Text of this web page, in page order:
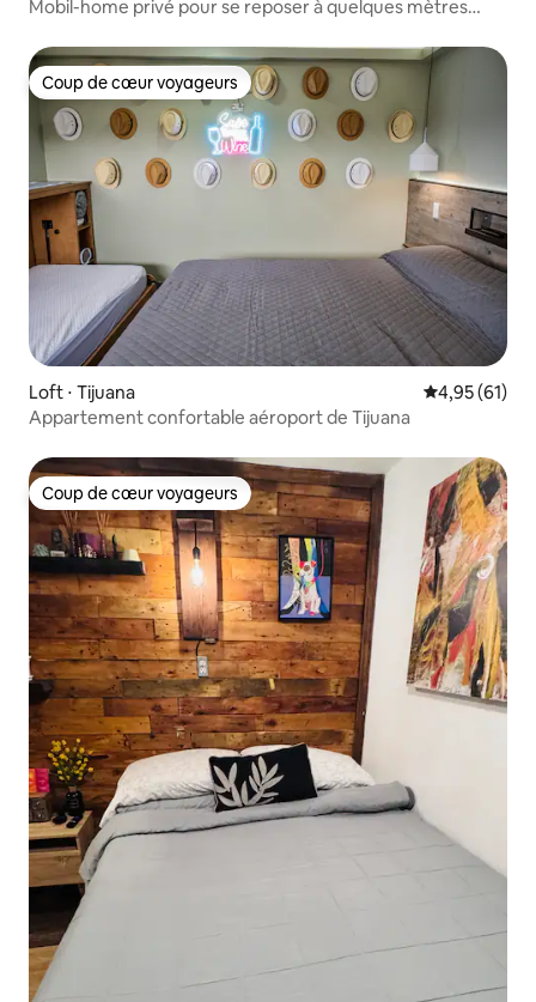
Mobil-home privé pour se reposer à quelques mètres
Coup de cœur voyageurs
Coup de cœur voyageurs
Loft ⋅ Tijuana Évaluation
4,95 (61)
Appartement confortable aéroport de Tijuana
Coup de cœur voyageurs
Coup de cœur voyageurs